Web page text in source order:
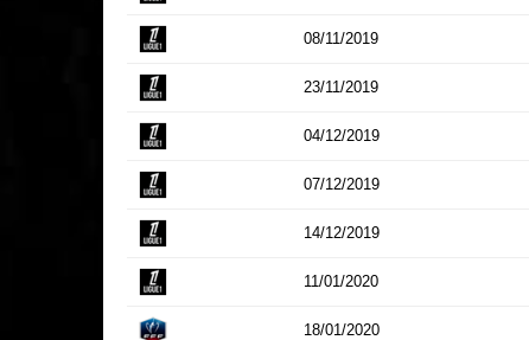
08/11/2019
23/11/2019
04/12/2019
07/12/2019
14/12/2019
11/01/2020
18/01/2020